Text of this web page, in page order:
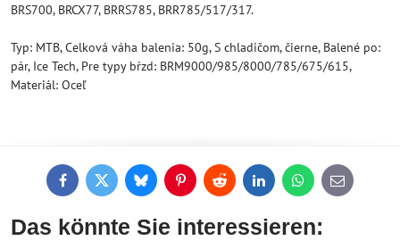
BRS700, BRCX77, BRRS785, BRR785/517/317.
Typ: MTB, Celková váha balenia: 50g, S chladičom, čierne, Balené po:
pár, Ice Tech, Pre typy bŕzd: BRM9000/985/8000/785/675/615,
Materiál: Oceľ
FacebookTwitterBlueskyPinterestReddit LinkedInWhatsApp
E-
mail
Das könnte Sie interessieren: